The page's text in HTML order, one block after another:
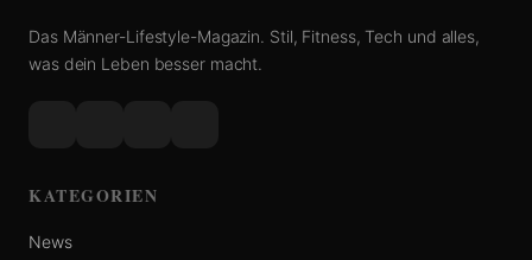
Das Männer-Lifestyle-Magazin. Stil, Fitness, Tech und alles,
was dein Leben besser macht.
KATEGORIEN
News